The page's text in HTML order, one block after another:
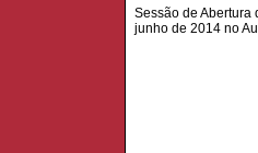
Sessão de Abertura
junho de 2014 no